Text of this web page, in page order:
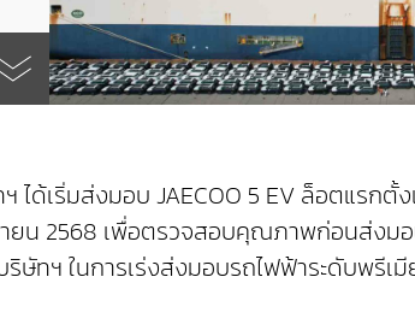
ได้เริ่มส่งมอบ JAECOO 5 EV ล็อตแรก
ายน 2568 เพื่อตรวจสอบคุณภาพก่อนส่ง
ฯ ในการเร่งส่งมอบรถไฟฟ้าระดับพรีเมี